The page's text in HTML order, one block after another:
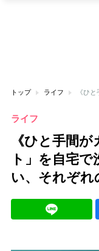
トップ ライフ
ライフ
《ひと手間
ト」を自宅
い、それぞれ